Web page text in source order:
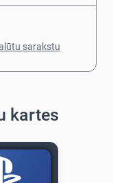
sarakstu
kartes